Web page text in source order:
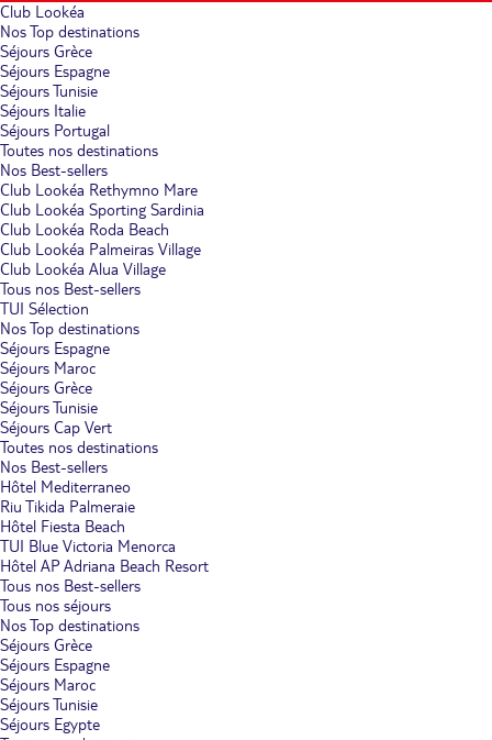
Club Lookéa
Nos Top destinations
Séjours Grèce
Séjours Espagne
Séjours Tunisie
Séjours Italie
Séjours Portugal
Toutes nos destinations
Nos Best-sellers
Club Lookéa Rethymno Mare
Club Lookéa Sporting Sardinia
Club Lookéa Roda Beach
Club Lookéa Palmeiras Village
Club Lookéa Alua Village
Tous nos Best-sellers
TUI Sélection
Nos Top destinations
Séjours Espagne
Séjours Maroc
Séjours Grèce
Séjours Tunisie
Séjours Cap Vert
Toutes nos destinations
Nos Best-sellers
Hôtel Mediterraneo
Riu Tikida Palmeraie
Hôtel Fiesta Beach
TUI Blue Victoria Menorca
Hôtel AP Adriana Beach Resort
Tous nos Best-sellers
Tous nos séjours
Nos Top destinations
Séjours Grèce
Séjours Espagne
Séjours Maroc
Séjours Tunisie
Séjours Egypte